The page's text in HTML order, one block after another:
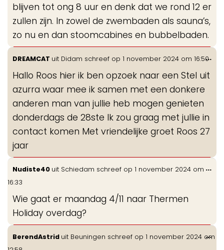
blijven tot ong 8 uur en denk dat we rond 12 er
zullen zijn. In zowel de zwembaden als sauna’s,
zo nu en dan stoomcabines en bubbelbaden.
DREAMCAT uit Didam schreef op 1 november 2024 om 16:50
Hallo Roos hier ik ben opzoek naar een Stel uit
azurra waar mee ik samen met een donkere
anderen man van jullie heb mogen genieten
donderdags de 28ste Ik zou graag met jullie in
contact komen Met vriendelijke groet Roos 27
jaar
...
Nudiste40 uit Schiedam schreef op 1 november 2024 om
16:33
Wie gaat er maandag 4/11 naar Thermen
Holiday overdag?
...
BerendAstrid uit Beuningen schreef op 1 november 2024 om
...